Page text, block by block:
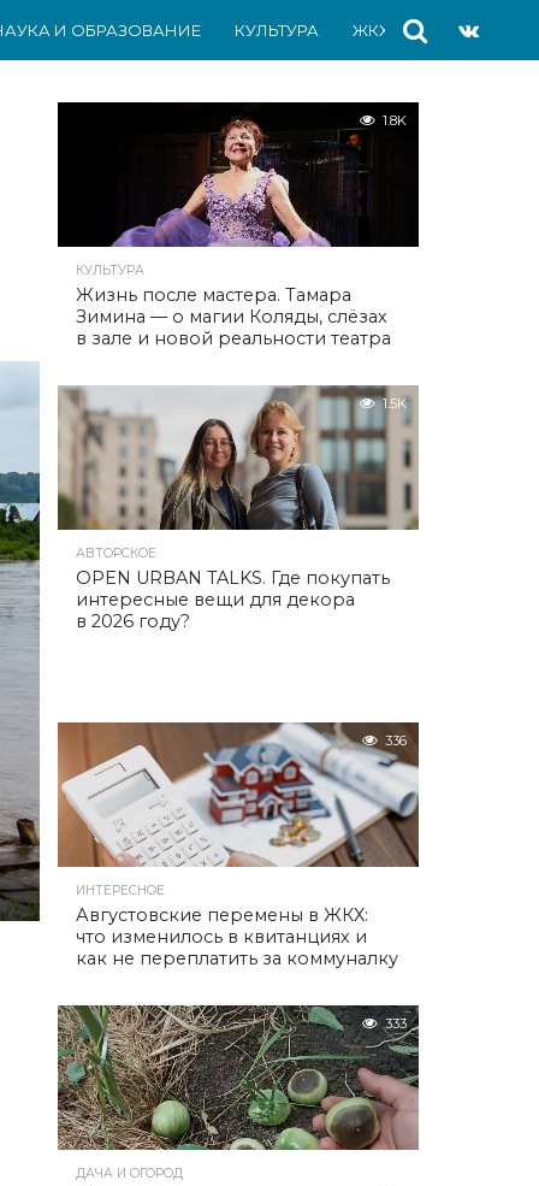
И ОБРАЗОВАНИЕ КУЛЬТУРА ЖКХ СПОРТ
1.8K
КУЛЬТУРА
Жизнь после мастера. Тамара
Зимина — о магии Коляды, слёзах
в зале и новой реальности театра
1.5K
АВТОРСКОЕ
OPEN URBAN TALKS. Где покупать
интересные вещи для декора
в 2026 году?
336
ИНТЕРЕСНОЕ
Августовские перемены в ЖКХ:
что изменилось в квитанциях и
как не переплатить за коммуналку
333
ДАЧА И ОГОРОД